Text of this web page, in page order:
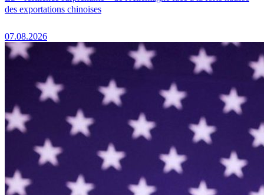
des exportations chinoises
07.08.2026